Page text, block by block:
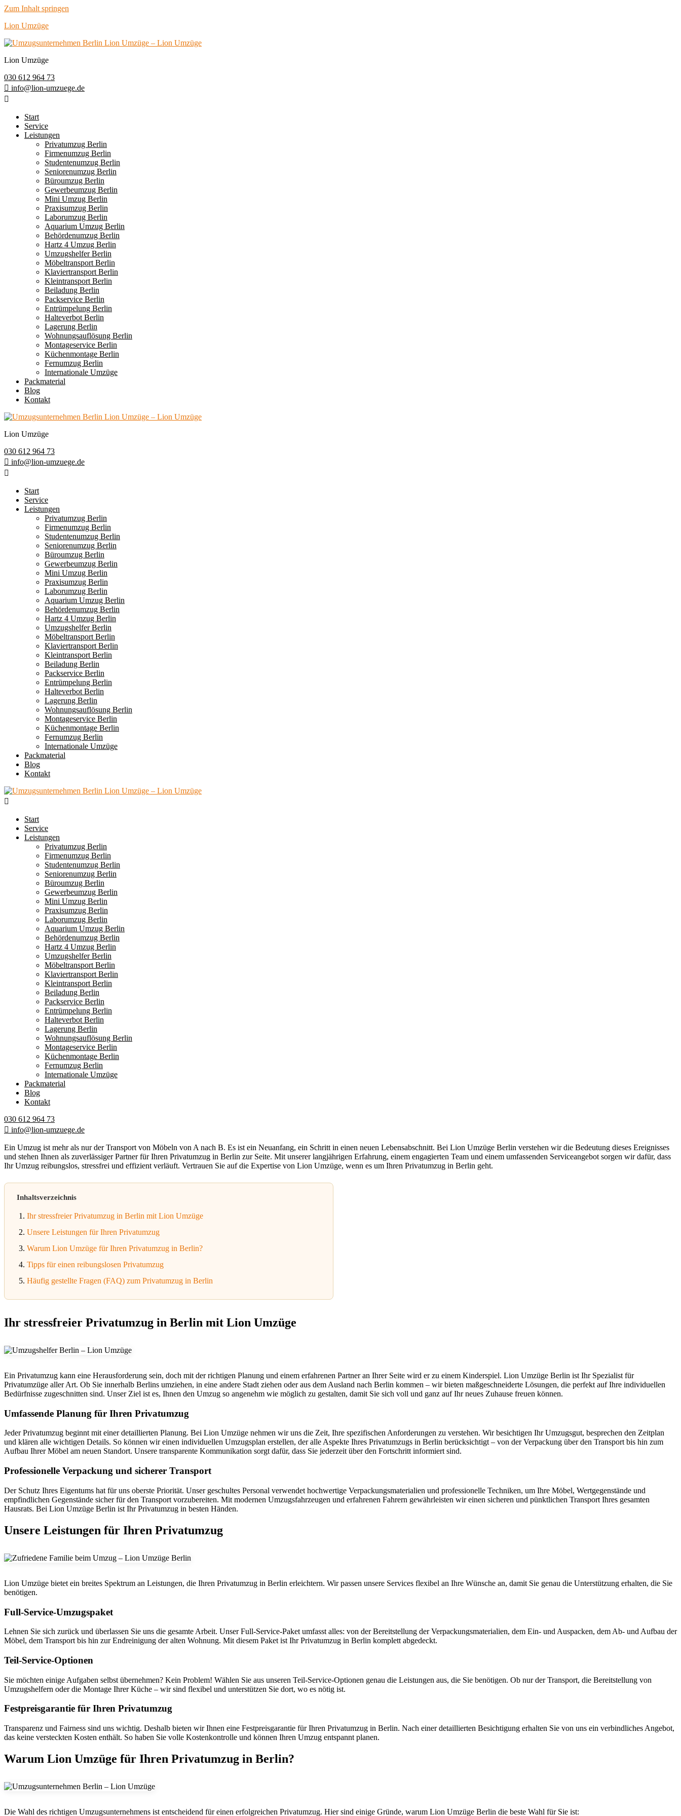
Zum Inhalt springen
Lion Umzüge
Lion Umzüge
030 612 964 73
info@lion-umzuege.de
Start
Service
Leistungen
Privatumzug Berlin
Firmenumzug Berlin
Studentenumzug Berlin
Seniorenumzug Berlin
Büroumzug Berlin
Gewerbeumzug Berlin
Mini Umzug Berlin
Praxisumzug Berlin
Laborumzug Berlin
Aquarium Umzug Berlin
Behördenumzug Berlin
Hartz 4 Umzug Berlin
Umzugshelfer Berlin
Möbeltransport Berlin
Klaviertransport Berlin
Kleintransport Berlin
Beiladung Berlin
Packservice Berlin
Entrümpelung Berlin
Halteverbot Berlin
Lagerung Berlin
Wohnungsauflösung Berlin
Montageservice Berlin
Küchenmontage Berlin
Fernumzug Berlin
Internationale Umzüge
Packmaterial
Blog
Kontakt
Lion Umzüge
030 612 964 73
info@lion-umzuege.de
Start
Service
Leistungen
Privatumzug Berlin
Firmenumzug Berlin
Studentenumzug Berlin
Seniorenumzug Berlin
Büroumzug Berlin
Gewerbeumzug Berlin
Mini Umzug Berlin
Praxisumzug Berlin
Laborumzug Berlin
Aquarium Umzug Berlin
Behördenumzug Berlin
Hartz 4 Umzug Berlin
Umzugshelfer Berlin
Möbeltransport Berlin
Klaviertransport Berlin
Kleintransport Berlin
Beiladung Berlin
Packservice Berlin
Entrümpelung Berlin
Halteverbot Berlin
Lagerung Berlin
Wohnungsauflösung Berlin
Montageservice Berlin
Küchenmontage Berlin
Fernumzug Berlin
Internationale Umzüge
Packmaterial
Blog
Kontakt
Start
Service
Leistungen
Privatumzug Berlin
Firmenumzug Berlin
Studentenumzug Berlin
Seniorenumzug Berlin
Büroumzug Berlin
Gewerbeumzug Berlin
Mini Umzug Berlin
Praxisumzug Berlin
Laborumzug Berlin
Aquarium Umzug Berlin
Behördenumzug Berlin
Hartz 4 Umzug Berlin
Umzugshelfer Berlin
Möbeltransport Berlin
Klaviertransport Berlin
Kleintransport Berlin
Beiladung Berlin
Packservice Berlin
Entrümpelung Berlin
Halteverbot Berlin
Lagerung Berlin
Wohnungsauflösung Berlin
Montageservice Berlin
Küchenmontage Berlin
Fernumzug Berlin
Internationale Umzüge
Packmaterial
Blog
Kontakt
030 612 964 73
info@lion-umzuege.de
Ein Umzug ist mehr als nur der Transport von Möbeln von A nach B. Es ist ein Neuanfang, ein Schritt in einen neuen Lebensabschnitt. Bei Lion Umzüge Berlin verstehen wir die Bedeutung dieses Ereignisses
und stehen Ihnen als zuverlässiger Partner für Ihren Privatumzug in Berlin zur Seite. Mit unserer langjährigen Erfahrung, einem engagierten Team und einem umfassenden Serviceangebot sorgen wir dafür, dass
Ihr Umzug reibungslos, stressfrei und effizient verläuft. Vertrauen Sie auf die Expertise von Lion Umzüge, wenn es um Ihren Privatumzug in Berlin geht.
Inhaltsverzeichnis
Ihr stressfreier Privatumzug in Berlin mit Lion Umzüge
Unsere Leistungen für Ihren Privatumzug
Warum Lion Umzüge für Ihren Privatumzug in Berlin?
Tipps für einen reibungslosen Privatumzug
Häufig gestellte Fragen (FAQ) zum Privatumzug in Berlin
Ihr stressfreier Privatumzug in Berlin mit Lion Umzüge
Ein Privatumzug kann eine Herausforderung sein, doch mit der richtigen Planung und einem erfahrenen Partner an Ihrer Seite wird er zu einem Kinderspiel. Lion Umzüge Berlin ist Ihr Spezialist für
Privatumzüge aller Art. Ob Sie innerhalb Berlins umziehen, in eine andere Stadt ziehen oder aus dem Ausland nach Berlin kommen – wir bieten maßgeschneiderte Lösungen, die perfekt auf Ihre individuellen
Bedürfnisse zugeschnitten sind. Unser Ziel ist es, Ihnen den Umzug so angenehm wie möglich zu gestalten, damit Sie sich voll und ganz auf Ihr neues Zuhause freuen können.
Umfassende Planung für Ihren Privatumzug
Jeder Privatumzug beginnt mit einer detaillierten Planung. Bei Lion Umzüge nehmen wir uns die Zeit, Ihre spezifischen Anforderungen zu verstehen. Wir besichtigen Ihr Umzugsgut, besprechen den Zeitplan
und klären alle wichtigen Details. So können wir einen individuellen Umzugsplan erstellen, der alle Aspekte Ihres Privatumzugs in Berlin berücksichtigt – von der Verpackung über den Transport bis hin zum
Aufbau Ihrer Möbel am neuen Standort. Unsere transparente Kommunikation sorgt dafür, dass Sie jederzeit über den Fortschritt informiert sind.
Professionelle Verpackung und sicherer Transport
Der Schutz Ihres Eigentums hat für uns oberste Priorität. Unser geschultes Personal verwendet hochwertige Verpackungsmaterialien und professionelle Techniken, um Ihre Möbel, Wertgegenstände und
empfindlichen Gegenstände sicher für den Transport vorzubereiten. Mit modernen Umzugsfahrzeugen und erfahrenen Fahrern gewährleisten wir einen sicheren und pünktlichen Transport Ihres gesamten
Hausrats. Bei Lion Umzüge Berlin ist Ihr Privatumzug in besten Händen.
Unsere Leistungen für Ihren Privatumzug
Lion Umzüge bietet ein breites Spektrum an Leistungen, die Ihren Privatumzug in Berlin erleichtern. Wir passen unsere Services flexibel an Ihre Wünsche an, damit Sie genau die Unterstützung erhalten, die Sie
benötigen.
Full-Service-Umzugspaket
Lehnen Sie sich zurück und überlassen Sie uns die gesamte Arbeit. Unser Full-Service-Paket umfasst alles: von der Bereitstellung der Verpackungsmaterialien, dem Ein- und Auspacken, dem Ab- und Aufbau der
Möbel, dem Transport bis hin zur Endreinigung der alten Wohnung. Mit diesem Paket ist Ihr Privatumzug in Berlin komplett abgedeckt.
Teil-Service-Optionen
Sie möchten einige Aufgaben selbst übernehmen? Kein Problem! Wählen Sie aus unseren Teil-Service-Optionen genau die Leistungen aus, die Sie benötigen. Ob nur der Transport, die Bereitstellung von
Umzugshelfern oder die Montage Ihrer Küche – wir sind flexibel und unterstützen Sie dort, wo es nötig ist.
Festpreisgarantie für Ihren Privatumzug
Transparenz und Fairness sind uns wichtig. Deshalb bieten wir Ihnen eine Festpreisgarantie für Ihren Privatumzug in Berlin. Nach einer detaillierten Besichtigung erhalten Sie von uns ein verbindliches Angebot,
das keine versteckten Kosten enthält. So haben Sie volle Kostenkontrolle und können Ihren Umzug entspannt planen.
Warum Lion Umzüge für Ihren Privatumzug in Berlin?
Die Wahl des richtigen Umzugsunternehmens ist entscheidend für einen erfolgreichen Privatumzug. Hier sind einige Gründe, warum Lion Umzüge Berlin die beste Wahl für Sie ist: